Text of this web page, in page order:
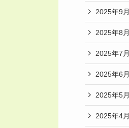
2025年9月
2025年8月
2025年7月
2025年6月
2025年5月
2025年4月